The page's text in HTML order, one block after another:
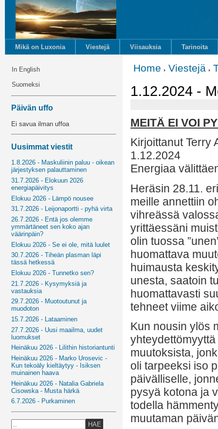
Mikä on Luxonia Viestejä Viisauksia Tarinoita
In English
Suomeksi
Päivän uffo
Ei savua ilman uffoa
Uusimmat viestit
1.8.2026 - Maskuliinin paluu - oikean
järjestyksen palauttaminen
31.7.2026 - Elokuun 2026
energiapäivitys
Elokuu 2026 - Lämpö nousee
31.7.2026 - Leijonaportti - pyhä virta
26.7.2026 - Entä jos olemme
ymmärtäneet sen koko ajan
väärinpäin?
Elokuu 2026 - Se ei ole, mitä luulet
30.7.2026 - Tiheän plasman läpi
tässä hetkessä
Elokuu 2026 - Tunnetko sen?
21.7.2026 - Kysymyksiä ja
vastauksia
29.7.2026 - Muotoutunut ja
muodoton
15.7.2026 - Lataaminen
27.7.2026 - Uusi maailma, uudet
luomukset
Heinäkuu 2026 - Lilithin historiantunti
Heinäkuu 2026 - Marko Urosevic -
Kun tekoäly kieltäytyy - Isiksen
muinainen haava
Heinäkuu 2026 - Natalia Gabriela
Cisowska - Musta härkä
6.7.2026 - Purkaminen
HAE
Home Viestejä
1.12.2024 -
MEITÄ EI VOI
Kirjoittanut Terry
1.12.2024
Energiaa
Heräsin 28.11.
meille annettiin
vihreässä
yrittäessäni
olin tuossa
huomattava
huimausta
unesta, saatoin
huomattavasti
tehneet viime
Kun nousin ylös
muutoksista,
oli tarpeeksi iso
päivälliselle,
pysyä kotona ja
todella
muutaman